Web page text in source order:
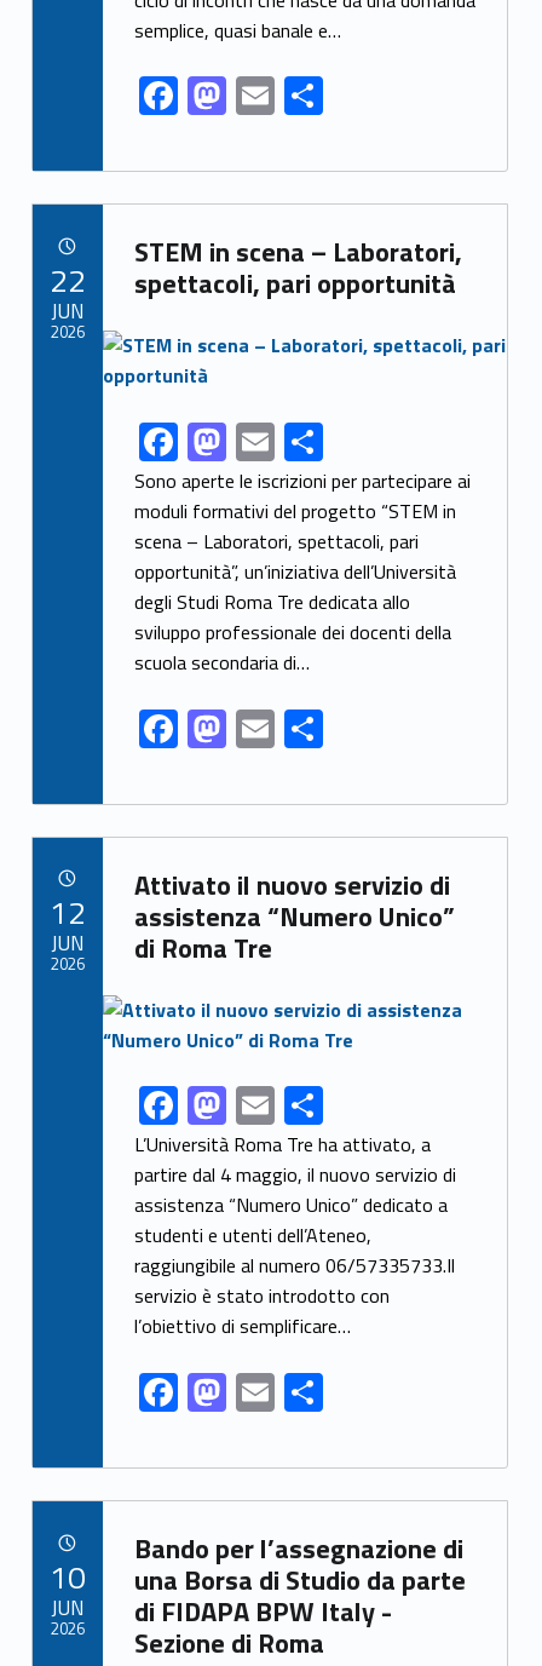
o
k
n
semplice, quasi banale e…
F
ac
e
b
o
o
k
M
as
to
d
o
n
E
m
ai
l
S
ar
e
Link identifier archive #link-archive-16355
STEM in scena – Laboratori,
spettacoli, pari opportunità
Link identifier archive #link-archive-thumb-soap-22819
Link identifier share facebook archive #share-link-archive-21826F
ac
e
b
o
o
k
M
as
to
d
o
n
E
m
ai
l
S
h
ar
e
Sono aperte le iscrizioni per partecipare ai
moduli formativi del progetto “STEM in
scena – Laboratori, spettacoli, pari
opportunità”, un’iniziativa dell’Università
degli Studi Roma Tre dedicata allo
sviluppo professionale dei docenti della
scuola secondaria di…
F
ac
e
b
o
o
k
M
as
to
d
o
n
E
m
ai
l
S
ar
e
22
JUN
2026
Link identifier archive #link-archive-25824
Attivato il nuovo servizio di
assistenza “Numero Unico”
di Roma Tre
Link identifier archive #link-archive-thumb-soap-19936
Link identifier share facebook archive #share-link-archive-63390F
ac
e
b
o
o
k
M
as
to
d
o
n
E
m
ai
l
S
h
ar
e
L’Università Roma Tre ha attivato, a
partire dal 4 maggio, il nuovo servizio di
assistenza “Numero Unico” dedicato a
studenti e utenti dell’Ateneo,
raggiungibile al numero 06/57335733.Il
servizio è stato introdotto con
l’obiettivo di semplificare…
F
ac
e
b
o
o
k
M
as
to
d
o
n
E
m
ai
l
S
ar
e
12
JUN
2026
Link identifier archive #link-archive-2044
Bando per l’assegnazione di
una Borsa di Studio da parte
di FIDAPA BPW Italy -
Sezione di Roma
10
JUN
2026